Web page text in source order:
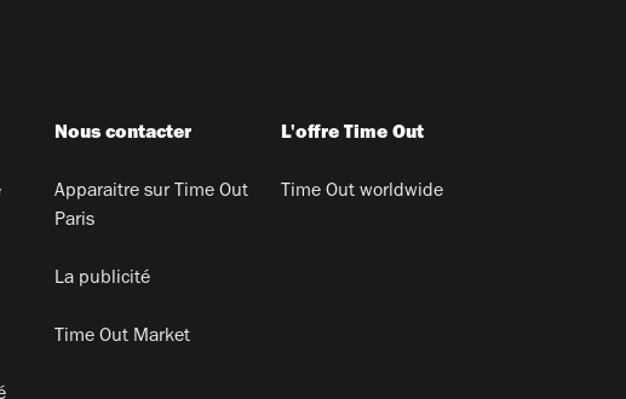
Nous contacter
Apparaitre sur Time Out
Paris
La publicité
Time Out Market
L'offre Time Out
Time Out worldwide